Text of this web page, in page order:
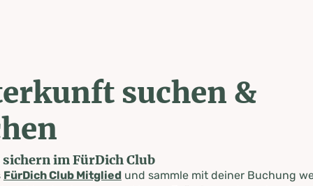
suchen &
im FürDich Club
FürDich Club Mitgliedund sammle mit deiner Buchung